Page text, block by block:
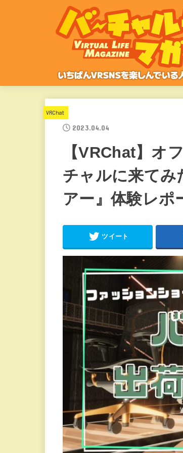
VRChat
2023.04.04
【VRChat】オ
チャルに来てみ
アー』体験レポ
ツイート